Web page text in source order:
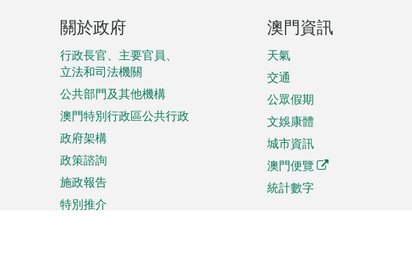
頁
腳
菜
單
關於政府
行政長官、主要官員、
立法和司法機關
公共部門及其他機構
澳門特別行政區公共行政
政府架構
政策諮詢
施政報告
特別推介
澳門資訊
天氣
交通
公眾假期
文娛康體
城市資訊
澳門便覽
統計數字